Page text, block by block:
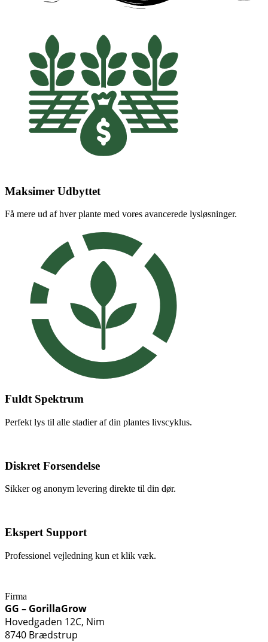
Maksimer Udbyttet
Få mere ud af hver plante med vores avancerede lysløsninger.
Fuldt Spektrum
Perfekt lys til alle stadier af din plantes livscyklus.
Diskret Forsendelse
Sikker og anonym levering direkte til din dør.
Ekspert Support
Professionel vejledning kun et klik væk.
Firma
GG – GorillaGrow
Hovedgaden 12C, Nim
8740 Brædstrup